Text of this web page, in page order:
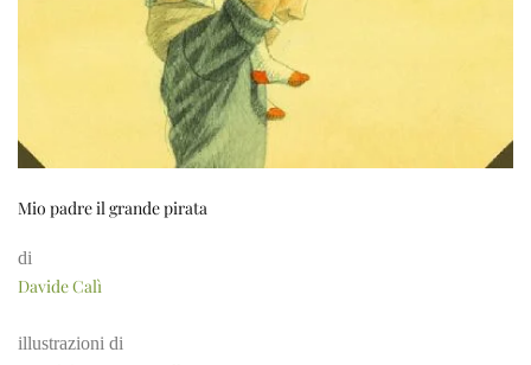
Mio padre il grande pirata
di
Davide Calì
illustrazioni di